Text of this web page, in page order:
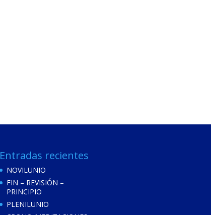
Entradas recientes
NOVILUNIO
FIN – REVISIÓN –
PRINCIPIO
PLENILUNIO